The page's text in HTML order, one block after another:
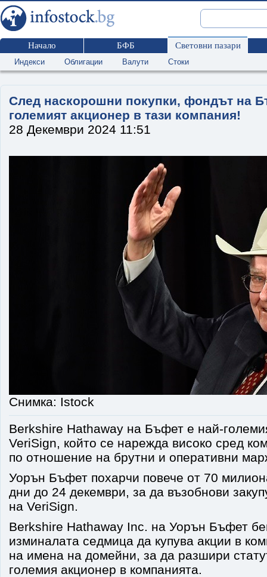
Начало БФБ Световни пазари
Индекси Облигации Валути Стоки
След наскорошни покупки, фондът на
големият акционер в тази компания!
28 Декември 2024 11:51
Снимка: Istock
Berkshire Hathaway на Бъфет е най-
VeriSign, който се нарежда високо сред
по отношение на брутни и оперативни
Уорън Бъфет похарчи повече от 70
дни до 24 декември, за да възобнови
на VeriSign.
Berkshire Hathaway Inc. на Уорън Бъфет
изминалата седмица да купува акции в
на имена на домейни, за да разшири
големия акционер в компанията.